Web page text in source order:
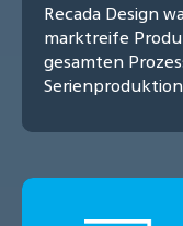
Recada Design
marktreife
gesamten